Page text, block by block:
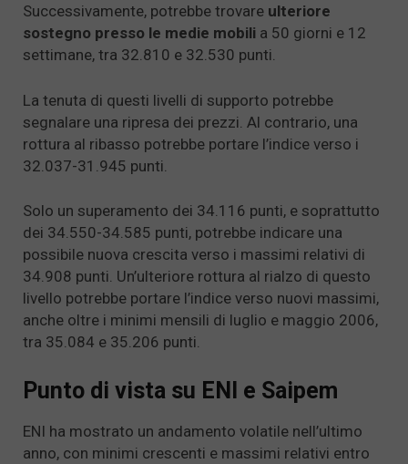
Successivamente, potrebbe trovare ulteriore
sostegno presso le medie mobili a 50 giorni e 12
settimane, tra 32.810 e 32.530 punti.
La tenuta di questi livelli di supporto potrebbe
segnalare una ripresa dei prezzi. Al contrario, una
rottura al ribasso potrebbe portare l’indice verso i
32.037-31.945 punti.
Solo un superamento dei 34.116 punti, e soprattutto
dei 34.550-34.585 punti, potrebbe indicare una
possibile nuova crescita verso i massimi relativi di
34.908 punti. Un’ulteriore rottura al rialzo di questo
livello potrebbe portare l’indice verso nuovi massimi,
anche oltre i minimi mensili di luglio e maggio 2006,
tra 35.084 e 35.206 punti.
Punto di vista su ENI e Saipem
ENI ha mostrato un andamento volatile nell’ultimo
anno, con minimi crescenti e massimi relativi entro